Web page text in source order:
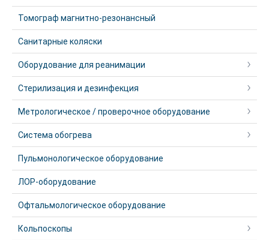
Томограф магнитно-резонансный
Санитарные коляски
Оборудование для реанимации
Стерилизация и дезинфекция
Метрологическое / проверочное оборудование
Система обогрева
Пульмонологическое оборудование
ЛОР-оборудование
Офтальмологическое оборудование
Кольпоскопы